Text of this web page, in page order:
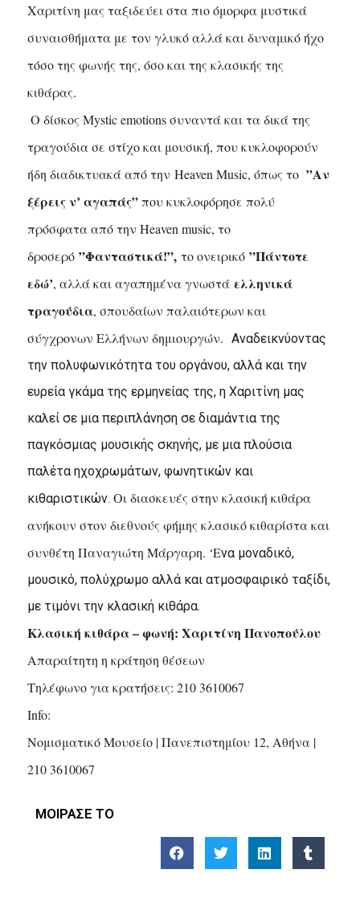
Χαριτίνη μας ταξιδεύει στα πιο όμορφα μυστικά
συναισθήματα με τον γλυκό αλλά και δυναμικό ήχο
τόσο της φωνής της, όσο και της κλασικής της
κιθάρας.
Ο δίσκος Mystic emotions συναντά και τα δικά της
τραγούδια σε στίχο και μουσική, που κυκλοφορούν
ήδη διαδικτυακά από την Heaven Music, όπως το ”Αν
ξέρεις ν’ αγαπάς”που κυκλοφόρησε πολύ
πρόσφατα από την Heaven music, το
δροσερό ”Φανταστικά!”, το ονειρικό ”Πάντοτε
εδώ’, αλλά και αγαπημένα γνωστά ελληνικά
τραγούδια, σπουδαίων παλαιότερων και
σύγχρονων Ελλήνων δημιουργών. Αναδεικνύοντας
την πολυφωνικότητα του οργάνου, αλλά και την
ευρεία γκάμα της ερμηνείας της, η Χαριτίνη μας
καλεί σε μια περιπλάνηση σε διαμάντια της
παγκόσμιας μουσικής σκηνής, με μια πλούσια
παλέτα ηχοχρωμάτων, φωνητικών και
κιθαριστικών. Οι διασκευές στην κλασική κιθάρα
ανήκουν στον διεθνούς φήμης κλασικό κιθαρίστα και
συνθέτη Παναγιώτη Μάργαρη. ‘Ενα μοναδικό,
μουσικό, πολύχρωμο αλλά και ατμοσφαιρικό ταξίδι,
με τιμόνι την κλασική κιθάρα.
Κλασική κιθάρα – φωνή: Χαριτίνη Πανοπούλου
Απαραίτητη η κράτηση θέσεων
Τηλέφωνο για κρατήσεις: 210 3610067
Info:
Νομισματικό Μουσείο | Πανεπιστημίου 12, Αθήνα |
210 3610067
ΜΟΙΡΑΣΕ ΤΟ